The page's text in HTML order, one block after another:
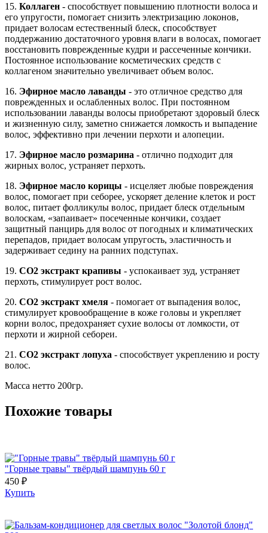
15. Коллаген - способствует повышению плотности волоса и
его упругости, помогает снизить электризацию локонов,
придает волосам естественный блеск, способствует
поддержанию достаточного уровня влаги в волосах, помогает
восстановить поврежденные кудри и рассеченные кончики.
Постоянное использование косметических средств с
коллагеном значительно увеличивает объем волос.
16. Эфирное масло лаванды - это отличное средство для
поврежденных и ослабленных волос. При постоянном
использовании лаванды волосы приобретают здоровый блеск
и жизненную силу, заметно снижается ломкость и выпадение
волос, эффективно при лечении перхоти и алопеции.
17. Эфирное масло розмарина - отлично подходит для
жирных волос, устраняет перхоть.
18. Эфирное масло корицы - исцеляет любые повреждения
волос, помогает при себорее, ускоряет деление клеток и рост
волос, питает фолликулы волос, придает блеск отдельным
волоскам, «запаивает» посеченные кончики, создает
защитный панцирь для волос от погодных и климатических
перепадов, придает волосам упругость, эластичность и
задерживает седину на ранних подступах.
19. СО2 экстракт крапивы - успокаивает зуд, устраняет
перхоть, стимулирует рост волос.
20. СО2 экстракт хмеля - помогает от выпадения волос,
стимулирует кровообращение в коже головы и укрепляет
корни волос, предохраняет сухие волосы от ломкости, от
перхоти и жирной себореи.
21. СО2 экстракт лопуха - способствует укреплению и росту
волос.
Масса нетто 200гр.
Похожие товары
"Горные травы" твёрдый шампунь 60 г
450 ₽
Купить